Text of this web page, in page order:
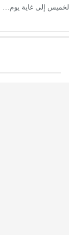
الخميس إلى غاية يوم…